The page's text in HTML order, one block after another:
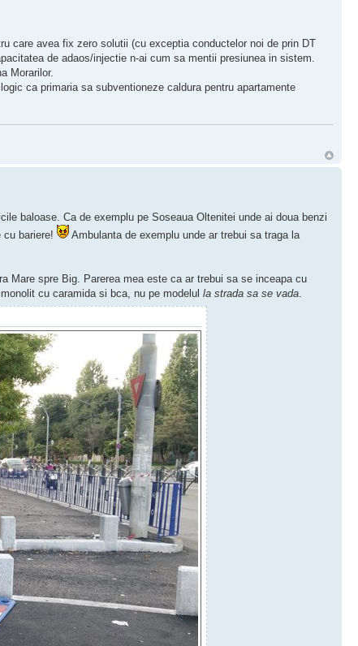
care avea fix zero solutii (cu exceptia conductelor noi de prin DT
de adaos/injectie n-ai cum sa mentii presiunea in sistem.
Morarilor.
ca primaria sa subventioneze caldura pentru apartamente
baloase. Ca de exemplu pe Soseaua Oltenitei unde ai doua benzi
cu bariere!
Ambulanta de exemplu unde ar trebui sa traga la
Mare spre Big. Parerea mea este ca ar trebui sa se inceapa cu
cu caramida si bca, nu pe modelulla strada sa se vada